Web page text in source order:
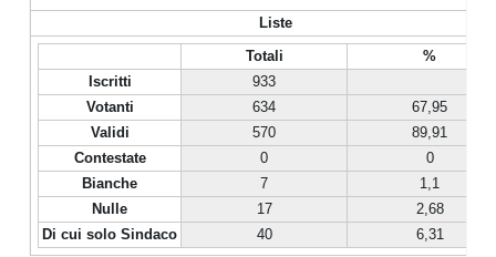
Liste
Totali
%
Iscritti
933
Votanti
634
67,95
Validi
570
89,91
Contestate
0
0
Bianche
7
1,1
Nulle
17
2,68
Di cui solo Sindaco
40 6,31